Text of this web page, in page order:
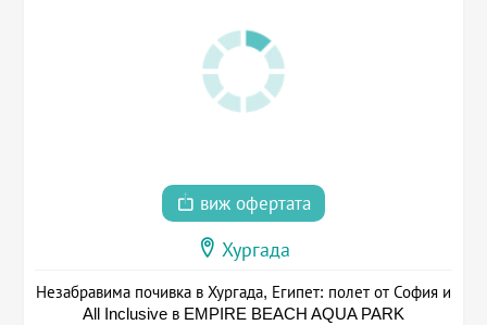
виж офертата
Хургада
Незабравима почивка в Хургада, Египет: полет от София и
All Inclusive в EMPIRE BEACH AQUA PARK